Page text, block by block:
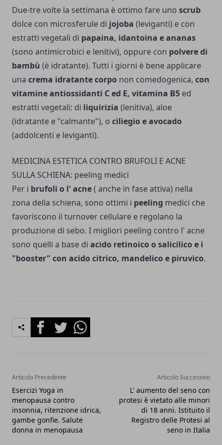
Due-tre volte la settimana è ottimo fare uno scrub
dolce con microsferule di jojoba (leviganti) e con
estratti vegetali di papaina, idantoina e ananas
(sono antimicrobici e le­nitivi), oppure con polvere di
bambù (è idratante). Tutti i giorni è bene ap­plicare
una crema idratante corpo non comedogenica, con
vita­mine antiossidanti C ed E, vitamina B5 ed
estratti vege­tali: di liquirizia (lenitiva), aloe
(idratante e "calmante"), o ciliegio e avocado
(addolcenti e leviganti).
MEDICINA ESTETICA CONTRO BRUFOLI E ACNE
SULLA SCHIENA: peeling medici
Per i brufoli o l' acne( anche in fase attiva) nella
zona della schiena, sono ottimi i peeling medici che
favoriscono il turnover cellulare e regolano la
produzione di sebo. I migliori peeling contro l' acne
sono quelli a base di acido retinoico o salicilico e i
"booster" con acido citrico, mandelico e piruvico.
FacebookTwitterWhatsapp
Articolo Precedente
Esercizi Yoga in
menopausa contro
insonnia, ritenzione idrica,
gambe gonfie. Salute
donna in menopausa
Articolo Successivo
L' aumento del seno con
protesi è vietato alle minori
di 18 anni. Istituito il
Registro delle Protesi al
seno in Italia